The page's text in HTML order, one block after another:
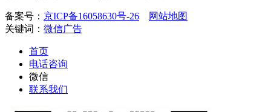
备案号： 京ICP备16058630号-26
网站地图
关键词： 微信广告
首页
电话咨询
微信
联系我们